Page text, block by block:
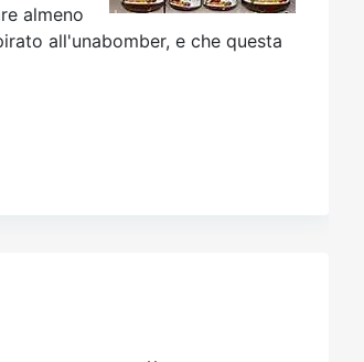
almeno
all'unabomber, e che questa